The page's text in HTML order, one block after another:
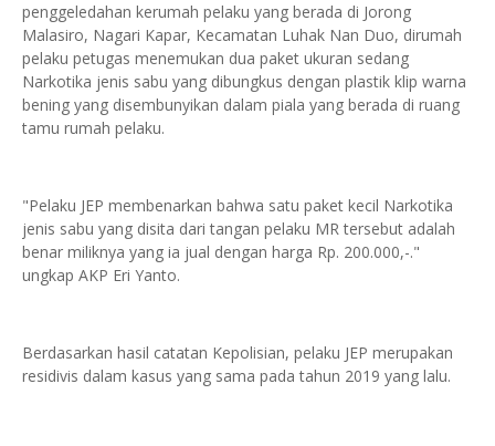
penggeledahan kerumah pelaku yang berada di Jorong
Malasiro, Nagari Kapar, Kecamatan Luhak Nan Duo, dirumah
pelaku petugas menemukan dua paket ukuran sedang
Narkotika jenis sabu yang dibungkus dengan plastik klip warna
bening yang disembunyikan dalam piala yang berada di ruang
tamu rumah pelaku.
"Pelaku JEP membenarkan bahwa satu paket kecil Narkotika
jenis sabu yang disita dari tangan pelaku MR tersebut adalah
benar miliknya yang ia jual dengan harga Rp. 200.000,-."
ungkap AKP Eri Yanto.
Berdasarkan hasil catatan Kepolisian, pelaku JEP merupakan
residivis dalam kasus yang sama pada tahun 2019 yang lalu.